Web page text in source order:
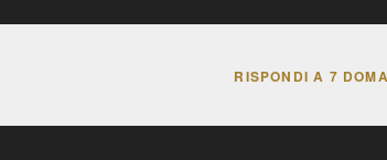
RISPONDI A 7